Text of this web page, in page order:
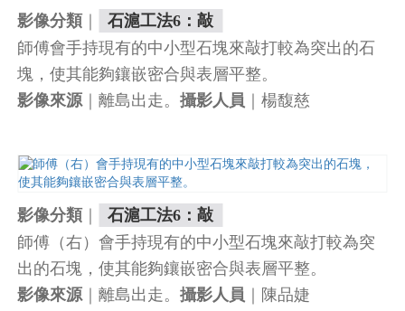
影像分類｜ 石滬工法6：敲
師傅會手持現有的中小型石塊來敲打較為突出的石
塊，使其能夠鑲嵌密合與表層平整。
影像來源 ｜離島出走。攝影人員 ｜楊馥慈
影像分類｜ 石滬工法6：敲
師傅（右）會手持現有的中小型石塊來敲打較為突
出的石塊，使其能夠鑲嵌密合與表層平整。
影像來源 ｜離島出走。攝影人員 ｜陳品婕